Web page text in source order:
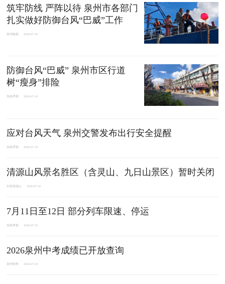
筑牢防线 严阵以待 泉州市各部门
扎实做好防御台风“巴威”工作
泉州晚报 2026-07-10
防御台风“巴威” 泉州市区行道
树“瘦身”排险
东南早报 2026-07-10
应对台风天气 泉州交警发布出行安全提醒
东南早报 2026-07-10
清源山风景名胜区（含灵山、九日山景区）暂时关闭
中国清源山 2026-07-10
7月11日至12日 部分列车限速、停运
东南早报 2026-07-10
2026泉州中考成绩已开放查询
泉州招考 2026-07-10